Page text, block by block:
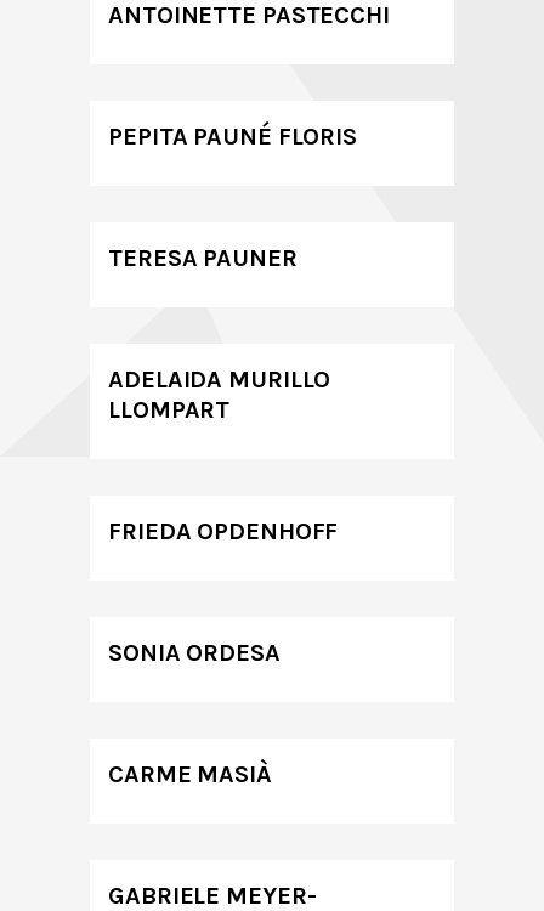
ANTOINETTE PASTECCHI
PEPITA PAUNÉ FLORIS
TERESA PAUNER
ADELAIDA MURILLO
LLOMPART
FRIEDA OPDENHOFF
SONIA ORDESA
CARME MASIÀ
GABRIELE MEYER-